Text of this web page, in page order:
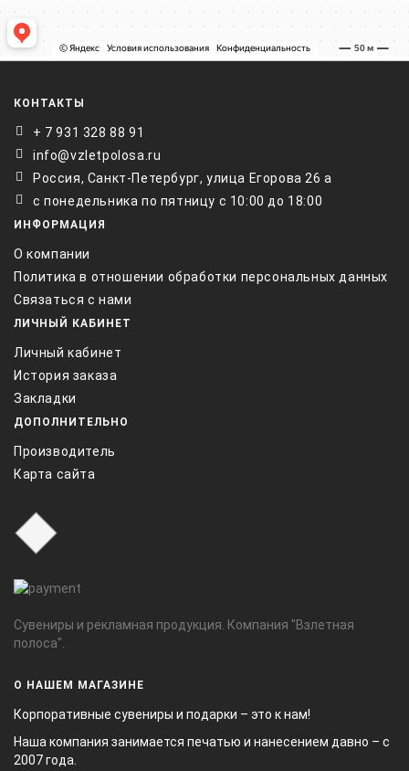
КОНТАКТЫ
+ 7 931 328 88 91
info@vzletpolosa.ru
Россия, Санкт-Петербург, улица Егорова 26 а
с понедельника по пятницу с 10:00 до 18:00
ИНФОРМАЦИЯ
О компании
Политика в отношении обработки персональных данных
Связаться с нами
ЛИЧНЫЙ КАБИНЕТ
Личный кабинет
История заказа
Закладки
ДОПОЛНИТЕЛЬНО
Производитель
Карта сайта
Сувениры и рекламная продукция. Компания "Взлетная
полоса".
О НАШЕМ МАГАЗИНЕ
Корпоративные сувениры и подарки – это к нам!
Наша компания занимается печатью и нанесением давно – с
2007 года.